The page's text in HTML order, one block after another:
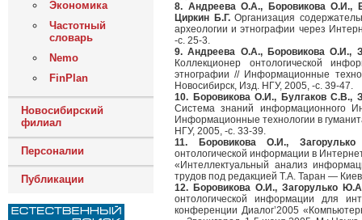
Экономика
Частотный
словарь
Nemo
FinPlan
Новосибирский
филиал
Персоналии
Публикации
8. Андреева О.А., Боровикова О.И.,
Циркин Б.Г.Организация
археологии и этнографии через
-с. 25-3.
9. Андреева О.А., Боровикова О.И.,
Коллекционер онтологической
этнографии // Информационные
Новосибирск, Изд. НГУ, 2005, -с. 39-47.
10. Боровикова О.И., Булгаков
Система знаний информационного
Информационные технологии в
НГУ, 2005, -с. 33-39.
11. Боровикова О.И.,
онтологической информации в
«Интеллектуальный анализ
трудов под редакцией Т.А. Таран —
12. Боровикова О.И., Загорулько
онтологической информации для
конференции Диалог’2005